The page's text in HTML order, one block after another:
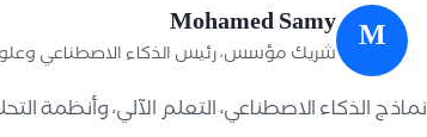
M
Mohamed Samy
شريك مؤسس، رئيس الذكاء الاصطناعي
نماذج الذكاء الاصطناعي، التعلم الآلي، وأنظمة